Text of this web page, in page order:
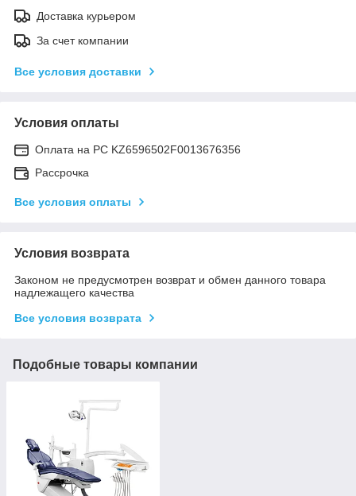
Доставка курьером
За счет компании
Все условия доставки
Условия оплаты
Оплата на РС KZ6596502F0013676356
Рассрочка
Все условия оплаты
Условия возврата
Законом не предусмотрен возврат и обмен данного товара
надлежащего качества
Все условия возврата
Подобные товары компании